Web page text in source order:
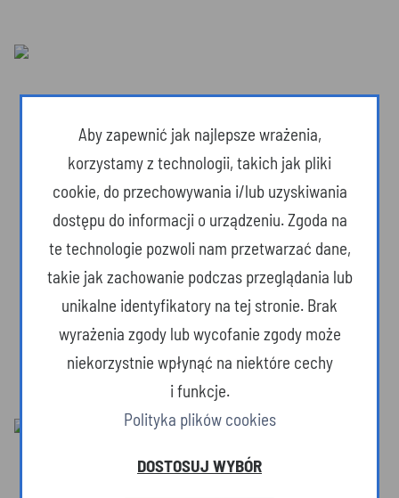
Dzika przyroda
Aby zapewnić jak najlepsze wrażenia,
korzystamy z technologii, takich jak pliki
cookie, do przechowywania i/lub uzyskiwania
dostępu do informacji o urządzeniu. Zgoda na
te technologie pozwoli nam przetwarzać dane,
takie jak zachowanie podczas przeglądania lub
unikalne identyfikatory na tej stronie. Brak
wyrażenia zgody lub wycofanie zgody może
niekorzystnie wpłynąć na niektóre cechy
i funkcje.
Polityka plików cookies
DOSTOSUJ WYBÓR